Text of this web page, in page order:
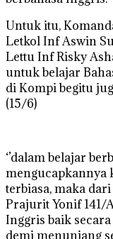
Untuk itu,
Letkol Inf Aswin
Lettu Inf Risky
untuk belajar
di Kompi begitu
(15/6)
‘’dalam belajar
mengucapkannya
terbiasa, maka
Prajurit Yonif 141/
Inggris baik
demi menunjang